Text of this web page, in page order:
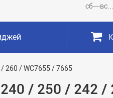
260 / WC7655 / 7665
/ 250 / 242 /